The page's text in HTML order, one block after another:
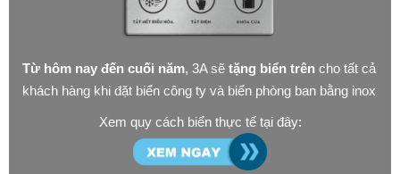
Từ hôm nay đến cuối năm, 3A sẽ tặng biển trên cho tất cả
khách hàng khi đặt biển công ty và biển phòng ban bằng inox
Xem quy cách biển thực tế tại đây: